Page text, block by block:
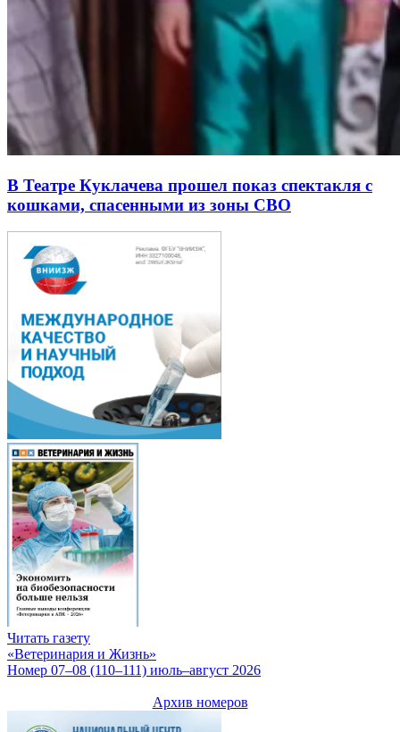
В Театре Куклачева прошел показ спектакля с
кошками, спасенными из зоны СВО
Читать газету
«Ветеринария и Жизнь»
Номер 07–08 (110–111) июль–август 2026
Архив номеров